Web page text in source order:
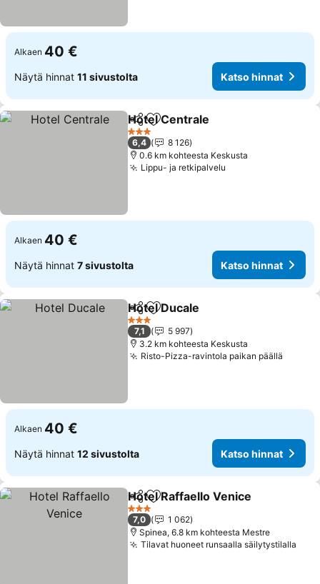
Alkaen 40 €
Näytä hinnat 11 sivustolta Katso hinnat
Jaa Lisää suosikkeihin
Hotel Centrale
3 Tähtiluokitus
6,4
8 126
0.6 km kohteesta Keskusta
Lippu- ja retkipalvelu
Alkaen 40 €
Näytä hinnat 7 sivustolta Katso hinnat
Jaa Lisää suosikkeihin
Hotel Ducale
3 Tähtiluokitus
7,1
5 997
3.2 km kohteesta Keskusta
Risto-Pizza-ravintola paikan päällä
Alkaen 40 €
Näytä hinnat 12 sivustolta Katso hinnat
Jaa Lisää suosikkeihin
Hotel Raffaello Venice
3 Tähtiluokitus
7,0
1 062
Spinea, 6.8 km kohteesta Mestre
Tilavat huoneet runsaalla säilytystilalla